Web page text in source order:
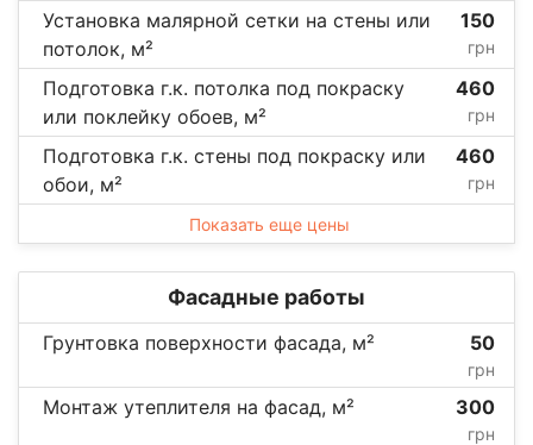
Установка малярной сетки на стены или
потолок, м²
150
грн
Подготовка г.к. потолка под покраску
или поклейку обоев, м²
460
грн
Подготовка г.к. стены под покраску или
обои, м²
460
грн
Показать еще цены
Фасадные работы
Грунтовка поверхности фасада, м² 50
грн
Монтаж утеплителя на фасад, м² 300
грн